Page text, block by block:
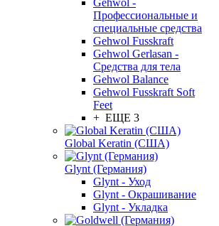
Gehwol -
Профессиональные и
специальные средства
Gehwol Fusskraft
Gehwol Gerlasan -
Средства для тела
Gehwol Balance
Gehwol Fusskraft Soft
Feet
+ ЕЩЕ 3
Global Keratin (США)
Glynt (Германия)
Glynt - Уход
Glynt - Окрашивание
Glynt - Укладка